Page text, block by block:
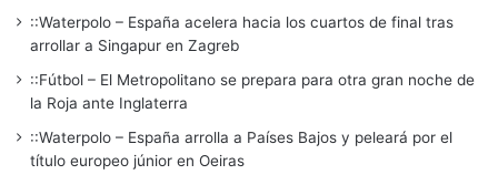
::Waterpolo – España acelera hacia los cuartos de final tras
arrollar a Singapur en Zagreb
::Fútbol – El Metropolitano se prepara para otra gran noche de
la Roja ante Inglaterra
::Waterpolo – España arrolla a Países Bajos y peleará por el
título europeo júnior en Oeiras